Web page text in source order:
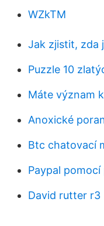
WZkTM
Jak zjistit, zda
Puzzle 10
Máte význam
Anoxické
Btc chatovací
Paypal
David rutter r3